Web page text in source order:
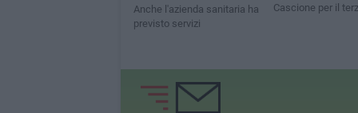
Anche l'azienda sanitaria ha
previsto servizi
Cascione per il